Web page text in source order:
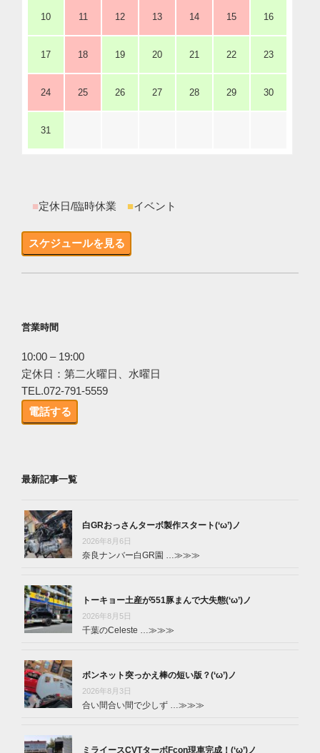
10 11 12 13 14 15 16
17 18 19 20 21 22 23
24 25 26 27 28 29 30
31
■定休日/臨時休業 ■イベント
スケジュールを見る
営業時間
10:00 – 19:00
定休日：第二火曜日、水曜日
TEL.072-791-5559
電話する
最新記事一覧
白GRおっさんターボ製作スタート(‘ω’)ノ
2026年8月6日
奈良ナンバー白GR園 … ≫≫≫
トーキョー土産が551豚まんで大失態(‘ω’)ノ
2026年8月5日
千葉のCeleste … ≫≫≫
ボンネット突っかえ棒の短い版？(‘ω’)ノ
2026年8月3日
合い間合い間で少しず … ≫≫≫
ミライースCVTターボFcon現車完成！(‘ω’)ノ